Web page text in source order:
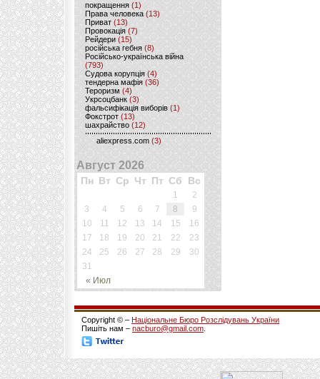
покращення (1)
Права человека(13)
Приват (13)
Провокація (7)
Рейдери (15)
російська гебня (8)
Російсько-українська війна
(793)
Судова корупція (4)
тендерна мафія (36)
Тероризм (4)
Укрсоцбанк (3)
фальсифікація виборів (1)
Фокстрот(13)
шахрайство (12)
aliexpress.com (3)
Август 2026
Пн Вт Ср Чт Пт Сб Вс
« Июл
1
2
3
4 5 6 7 8
9
10
11 12 13 14 15
16
17
18 19 20 21 22
23
24
25 26 27 28 29
30
31
Copyright © – Національне Бюро Розслідувань України
Пишіть нам – nacburo@gmail.com